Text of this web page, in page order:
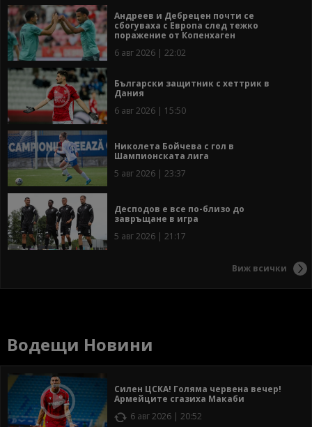
Андреев и Дебрецен почти се
сбогуваха с Европа след тежко
поражение от Копенхаген
6 авг 2026 | 22:02
Български защитник с хеттрик в
Дания
6 авг 2026 | 15:50
Николета Бойчева с гол в
Шампионската лига
5 авг 2026 | 23:37
Десподов е все по-близо до
завръщане в игра
5 авг 2026 | 21:17
Виж всички
Водещи Новини
Силен ЦСКА! Голяма червена вечер!
Армейците сгазиха Макаби
6 авг 2026 | 20:52